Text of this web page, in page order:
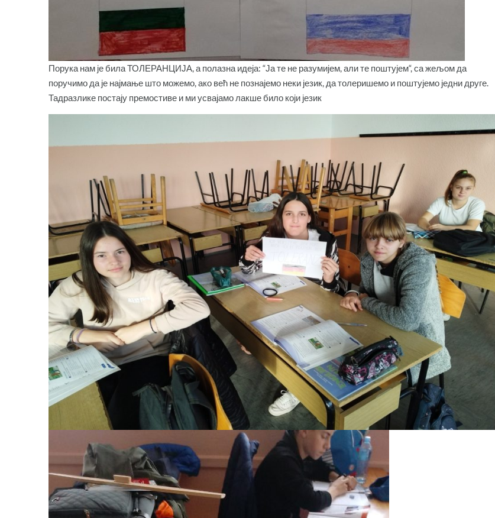
Порука нам је била ТОЛЕРАНЦИЈА, а полазна идеја: “Ја те не разумијем, али те поштујем“, са жељом да
поручимо да је најмање што можемо, ако већ не познајемо неки језик, да толеришемо и поштујемо једни друге.
Тадразлике постају премостиве и ми усвајамо лакше било који језик